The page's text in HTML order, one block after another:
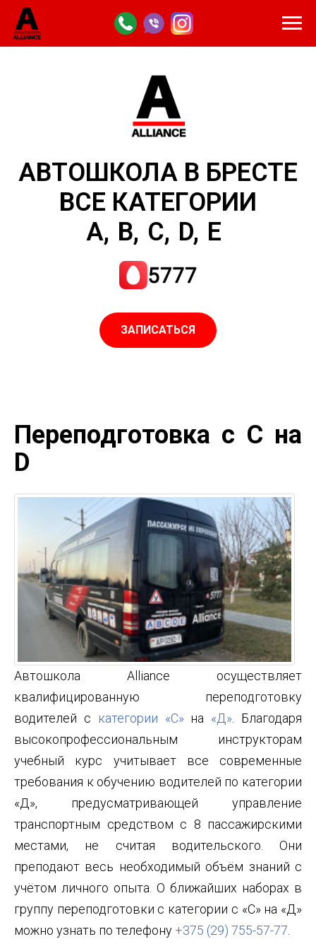
АВТОШКОЛА В БРЕСТЕ
ВСЕ КАТЕГОРИИ
A, B, C, D, E
ЗАПИСАТЬСЯ
Переподготовка с С на
D
Автошкола Alliance осуществляет
квалифицированную переподготовку
водителей с
категории «С»на «Д» . Благодаря
высокопрофессиональным инструкторам
учебный курс учитывает все современные
требования к обучению водителей по категории
«Д», предусматривающей управление
транспортным средством с 8 пассажирскими
местами, не считая водительского. Они
преподают весь необходимый объём знаний с
учётом личного опыта. О ближайших наборах в
группу переподготовки с категории с «С» на «Д»
можно узнать по телефону +375 (29) 755-57-77